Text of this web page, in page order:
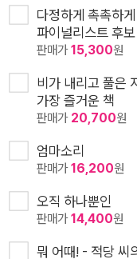
다정하게 촉촉하
파이널리스트 후보
판매가15,300원
비가 내리고 풀은
가장 즐거운 책
판매가 20,700원
엄마소리
판매가16,200원
오직 하나뿐인
판매가14,400원
뭐 어때! - 적당 씨